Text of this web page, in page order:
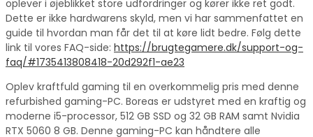
oplever i øjeblikket store udfordringer og kører ikke ret godt.
Dette er ikke hardwarens skyld, men vi har sammenfattet en
guide til hvordan man får det til at køre lidt bedre. Følg dette
link til vores FAQ-side: https://brugtegamere.dk/support-og-
faq/#1735413808418-20d292f1-ae23
Oplev kraftfuld gaming til en overkommelig pris med denne
refurbished gaming-PC. Boreas er udstyret med en kraftig og
moderne i5-processor, 512 GB SSD og 32 GB RAM samt Nvidia
RTX 5060 8 GB. Denne gaming-PC kan håndtere alle